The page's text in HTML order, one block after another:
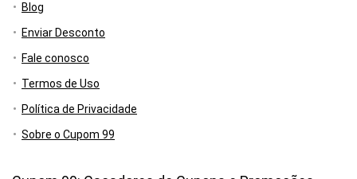
Blog
Enviar Desconto
Fale conosco
Termos de Uso
Política de Privacidade
Sobre o Cupom 99